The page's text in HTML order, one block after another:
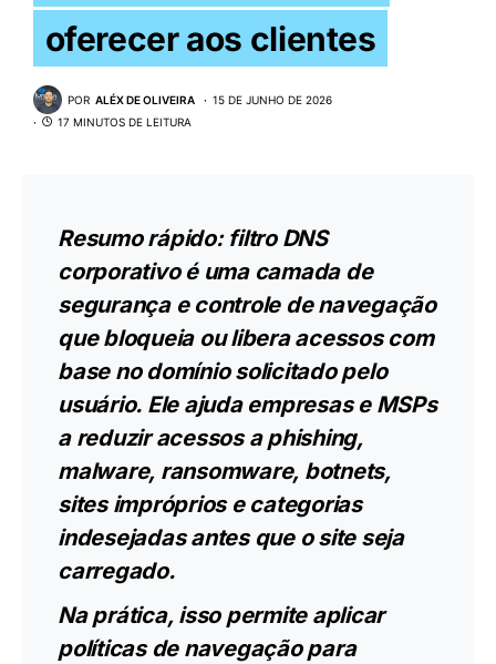
oferecer aos clientes
POR ALÉX DE OLIVEIRA
15 DE JUNHO DE 2026
17 MINUTOS DE LEITURA
Resumo rápido: filtro DNS
corporativo é uma camada de
segurança e controle de navegação
que bloqueia ou libera acessos com
base no domínio solicitado pelo
usuário. Ele ajuda empresas e MSPs
a reduzir acessos a phishing,
malware, ransomware, botnets,
sites impróprios e categorias
indesejadas antes que o site seja
carregado.
Na prática, isso permite aplicar
políticas de navegação para